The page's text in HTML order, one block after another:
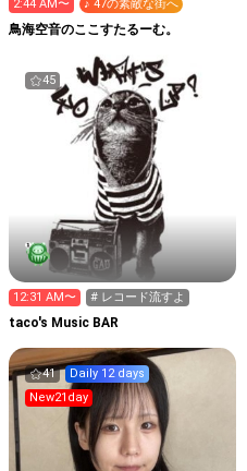
2:44 AM〜 ♪ 47の素敵な街へ
鳥海空音のここすたるーむ。
45
12:31 AM〜 # レコード流すよ
taco's Music BAR
41
Daily 12 days
New21day